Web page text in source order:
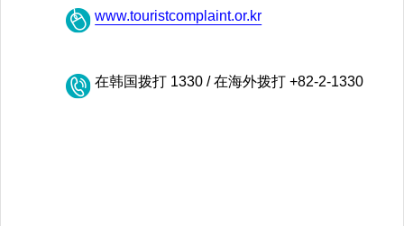
www.touristcomplaint.or.kr
在韩国拨打 1330 / 在海外拨打 +82-2-1330